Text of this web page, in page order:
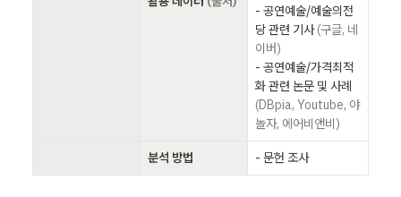
- 공연예술/예술의전
당 관련 기사 (구글, 네
이버)
- 공연예술/가격최적
(DBpia, Youtube, 야
놀자, 에어비앤비)
분석 방법 - 문헌 조사